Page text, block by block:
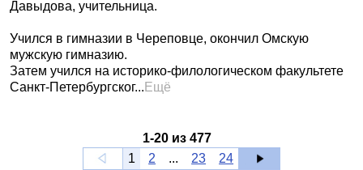
Давыдова, учительница.
Учился в гимназии в Череповце, окончил Омскую
мужскую гимназию.
Затем учился на историко-филологическом факультете
Санкт-Петербургског... Ещё
1-20 из477
1
2 ... 23 24